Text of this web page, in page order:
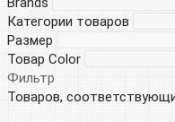
Категории товаров
Размер
Товар Color
Фильтр
Товаров,